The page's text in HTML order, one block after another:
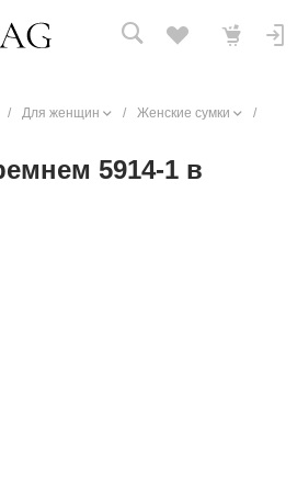
/ Для женщин / Женские сумки
/
5914-1 в